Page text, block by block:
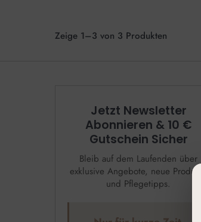
Zeige 1–3 von 3 Produkten
Jetzt Newsletter
Abonnieren & 10 €
Gutschein Sicher
Bleib auf dem Laufenden über
exklusive Angebote, neue Produkte
und Pflegetipps.